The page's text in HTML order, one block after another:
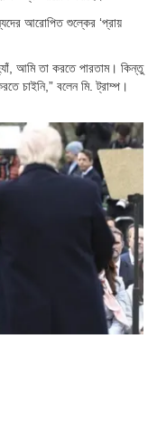
আরোপিত শুল্কের ‘প্রায়
আমি তা করতে পারতাম। কিন্তু
চাইনি,” বলেন মি. ট্রাম্প।